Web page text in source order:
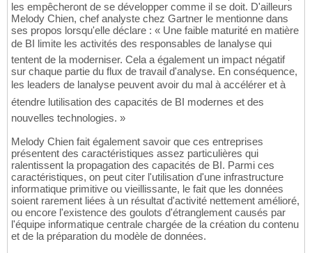
les empêcheront de se développer comme il se doit. D'ailleurs
Melody Chien, chef analyste chez Gartner le mentionne dans
ses propos lorsqu'elle déclare : « Une faible maturité en matière
de BI limite les activités des responsables de lanalyse qui
tentent de la moderniser. Cela a également un impact négatif
sur chaque partie du flux de travail d'analyse. En conséquence,
les leaders de lanalyse peuvent avoir du mal à accélérer et à
étendre lutilisation des capacités de BI modernes et des
nouvelles technologies. »
Melody Chien fait également savoir que ces entreprises
présentent des caractéristiques assez particulières qui
ralentissent la propagation des capacités de BI. Parmi ces
caractéristiques, on peut citer l'utilisation d'une infrastructure
informatique primitive ou vieillissante, le fait que les données
soient rarement liées à un résultat d'activité nettement amélioré,
ou encore l'existence des goulots d'étranglement causés par
l'équipe informatique centrale chargée de la création du contenu
et de la préparation du modèle de données.